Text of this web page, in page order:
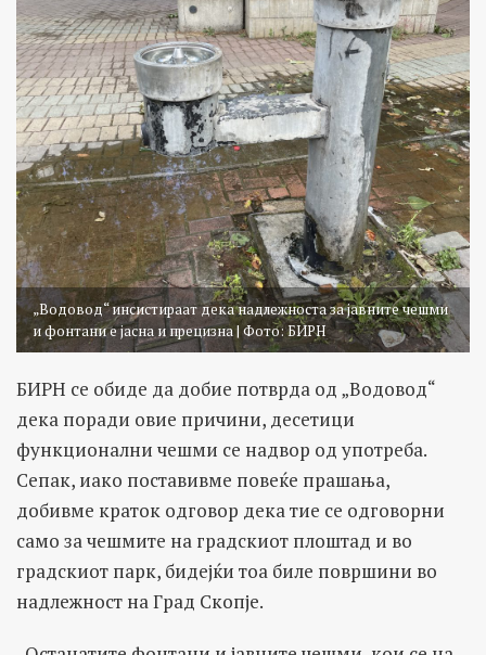
„Водовод“ инсистираат дека надлежноста за јавните чешми
и фонтани е јасна и прецизна | Фото: БИРН
БИРН се обиде да добие потврда од „Водовод“
дека поради овие причини, десетици
функционални чешми се надвор од употреба.
Сепак, иако поставивме повеќе прашања,
добивме краток одговор дека тие се одговорни
само за чешмите на градскиот плоштад и во
градскиот парк, бидејќи тоа биле површини во
надлежност на Град Скопје.